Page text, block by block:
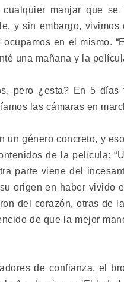
manjar que se
y sin embargo,
en el mismo.
una mañana y la
pero ¿esta? En 5 días
las cámaras en
género concreto, y
de la película:
parte viene del
origen en haber vivido
del corazón, otras de
de que la mejor
de confianza, el